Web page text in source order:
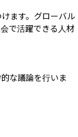
ます。グローバル
で活躍できる人材
な議論を行いま